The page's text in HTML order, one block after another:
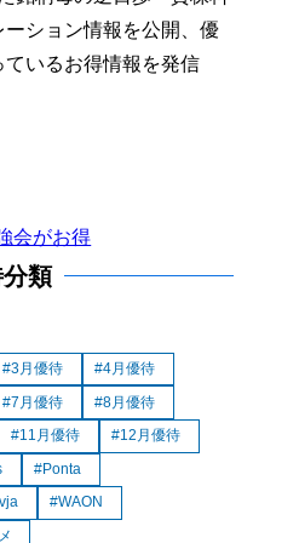
ション情報を公開、優
いるお得情報を発信
会がお得
類
3月優待
4月優待
7月優待
8月優待
11月優待
12月優待
Ponta
vja
WAON